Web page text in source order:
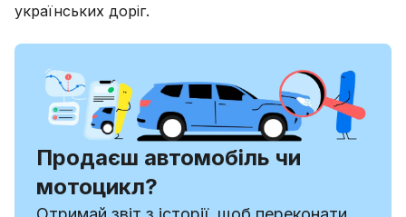
українських доріг.
Продаєш автомобіль чи
мотоцикл?